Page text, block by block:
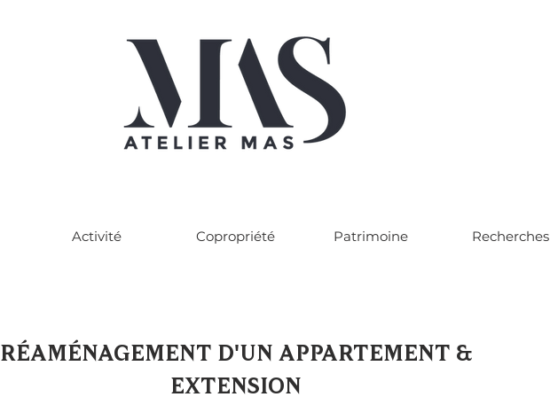
Activité Copropriété Patrimoine Recherches
RÉAMÉNAGEMENT D'UN APPARTEMENT &
EXTENSION